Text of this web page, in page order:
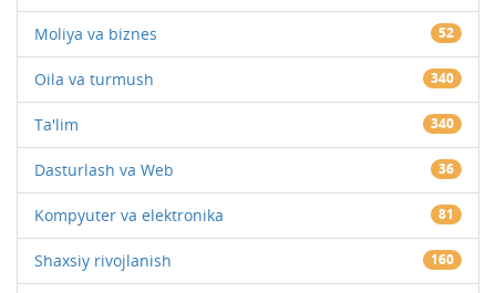
Moliya va biznes 52
Oila va turmush 340
Ta'lim 340
Dasturlash va Web 36
Kompyuter va elektronika 81
Shaxsiy rivojlanish 160